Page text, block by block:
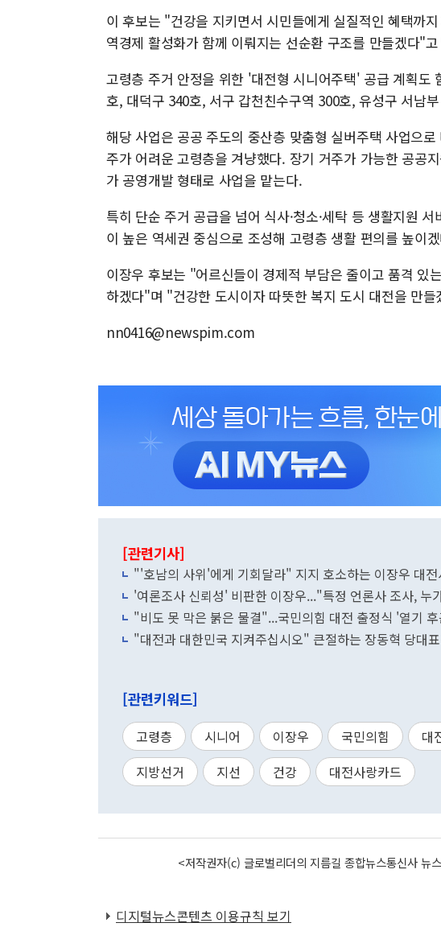
이 후보는 "건강을 지키면서 시민들에게 실질적인 혜택까
역경제 활성화가 함께 이뤄지는 선순환 구조를 만들겠다"
고령층 주거 안정을 위한 '대전형 시니어주택' 공급 계획도
호, 대덕구 340호, 서구 갑천친수구역 300호, 유성구 서남
해당 사업은 공공 주도의 중산층 맞춤형 실버주택 사업으
주가 어려운 고령층을 겨냥했다. 장기 거주가 가능한 공공
가 공영개발 형태로 사업을 맡는다.
특히 단순 주거 공급을 넘어 식사·청소·세탁 등 생활지원
이 높은 역세권 중심으로 조성해 고령층 생활 편의를 높이
이장우 후보는 "어르신들이 경제적 부담은 줄이고 품격 있
하겠다"며 "건강한 도시이자 따뜻한 복지 도시 대전을 만
nn0416@newspim.com
[관련기사]
"'호남의 사위'에게 기회달라" 지지 호소하는 이장우 대전
'여론조사 신뢰성' 비판한 이장우..."특정 언론사 조사, 누
"비도 못 막은 붉은 물결"...국민의힘 대전 출정식 '열기
"대전과 대한민국 지켜주십시오" 큰절하는 장동혁 당대표
[관련키워드]
고령층 시니어 이장우 국민의힘 대
지방선거
지선 건강 대전사랑카드
<저작권자(c) 글로벌리더의 지름길 종합뉴스통신사
디지털뉴스콘텐츠 이용규칙 보기